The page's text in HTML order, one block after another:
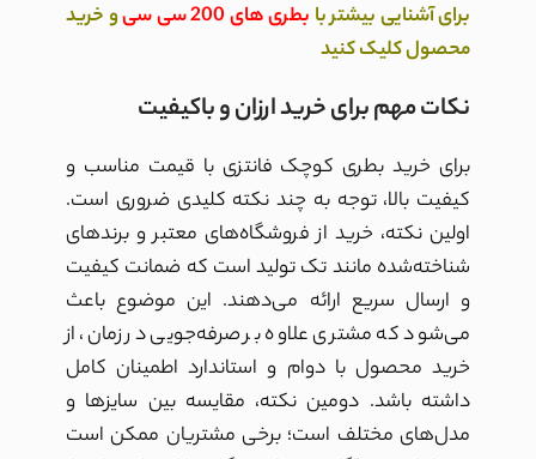
برایآشنایی بیشتر با بطری های 200 سی سی
و خرید
محصول کلیک کنید
نکات مهم برای خرید ارزان و باکیفیت
برای خرید بطری کوچک فانتزی با قیمت مناسب و
کیفیت بالا، توجه به چند نکته کلیدی ضروری است.
اولین نکته، خرید از فروشگاه‌های معتبر و برندهای
شناخته‌شده مانند تک تولید است که ضمانت کیفیت
و ارسال سریع ارائه می‌دهند. این موضوع باعث
می‌شود که مشتری علاوه بر صرفه‌جویی در زمان، از
خرید محصول با دوام و استاندارد اطمینان کامل
داشته باشد. دومین نکته، مقایسه بین سایزها و
مدل‌های مختلف است؛ برخی مشتریان ممکن است